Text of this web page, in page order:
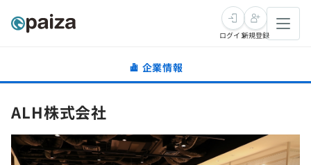
求人検索
インタビュー
未経験転職
求人検索
新卒就活
ログイン新規登録
企業情報
ALH株式会社